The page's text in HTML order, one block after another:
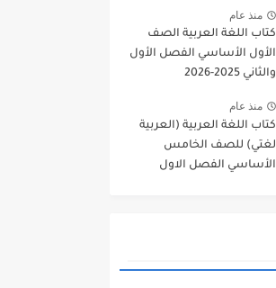
منذ عام
كتاب اللغة العربية الصف
الأول الأساسي الفصل الأول
والثاني 2025-2026
منذ عام
كتاب اللغة العربية (العربية
لغتي) للصف الخامس
الأساسي الفصل الاول